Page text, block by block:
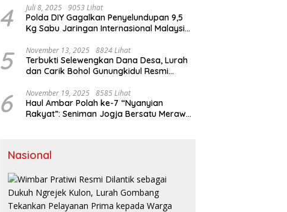
4 Juli 8, 2025 9053 Lihat
Polda DIY Gagalkan Penyelundupan 9,5
Kg Sabu Jaringan Internasional Malaysia-
5 November 13, 2025 8824 Lihat
Terbukti Selewengkan Dana Desa, Lurah
dan Carik Bohol Gunungkidul Resmi
6 November 19, 2025 8585 Lihat
Haul Ambar Polah ke-7 “Nyanyian
Rakyat”: Seniman Jogja Bersatu Merawat
Nasional